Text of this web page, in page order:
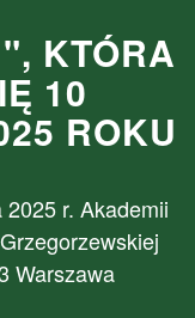
KTÓRA
10
ROKU
r. Akademii
Warszawa